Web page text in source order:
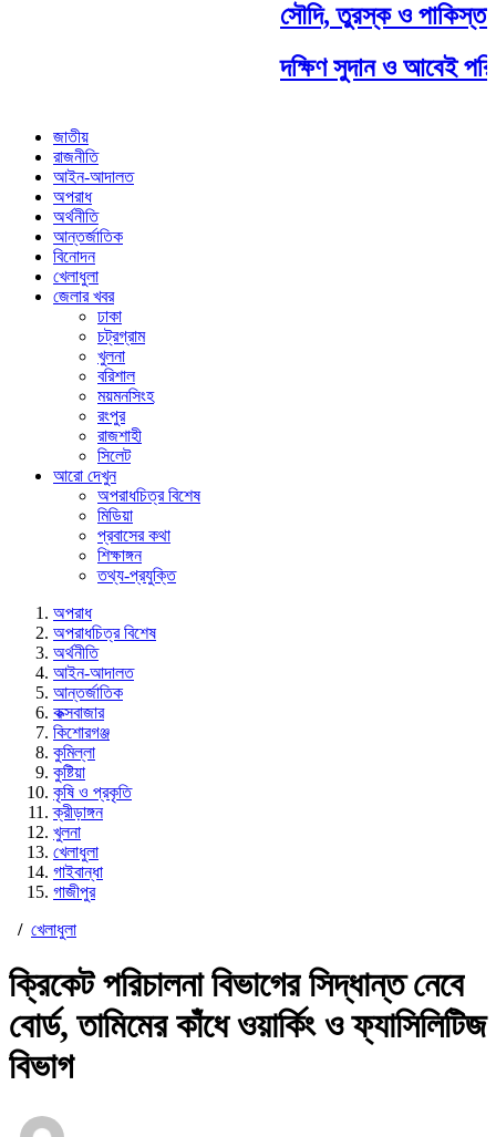
সৌদি, তুরস্ক ও
দক্ষিণ সুদান ও আবেই
জাতীয়
রাজনীতি
আইন-আদালত
অপরাধ
অর্থনীতি
আন্তর্জাতিক
বিনোদন
খেলাধুলা
জেলার খবর
ঢাকা
চট্রগ্রাম
খুলনা
বরিশাল
ময়মনসিংহ
রংপুর
রাজশাহী
সিলেট
আরো দেখুন
অপরাধচিত্র বিশেষ
মিডিয়া
প্রবাসের কথা
শিক্ষাঙ্গন
তথ্য-প্রযুক্তি
অপরাধ
অপরাধচিত্র বিশেষ
অর্থনীতি
আইন-আদালত
আন্তর্জাতিক
কক্সবাজার
কিশোরগঞ্জ
কুমিল্লা
কুষ্টিয়া
কৃষি ও প্রকৃতি
ক্রীড়াঙ্গন
খুলনা
খেলাধুলা
গাইবান্ধা
গাজীপুর
/ খেলাধুলা
ক্রিকেট পরিচালনা বিভাগের সিদ্ধান্ত নেবে
বোর্ড, তামিমের কাঁধে ওয়ার্কিং ও ফ্যাসিলিটিজ
বিভাগ